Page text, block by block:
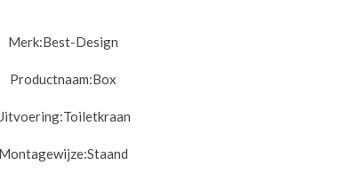
Merk:Best-Design
Productnaam:Box
Toiletkraan
Montagewijze:Staand